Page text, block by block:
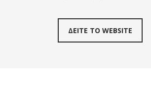
ΔΕΙΤΕ ΤΟ WEBSITE